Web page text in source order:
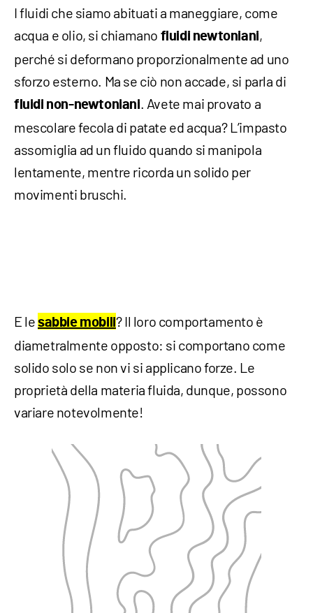
I fluidi che siamo abituati a maneggiare, come
acqua e olio, si chiamano fluidi newtoniani,
perché si deformano proporzionalmente ad uno
sforzo esterno. Ma se ciò non accade, si parla di
fluidi non-newtoniani. Avete mai provato a
mescolare fecola di patate ed acqua? L’impasto
assomiglia ad un fluido quando si manipola
lentamente, mentre ricorda un solido per
movimenti bruschi.
E le sabbie mobili? Il loro comportamento è
diametralmente opposto: si comportano come
solido solo se non vi si applicano forze. Le
proprietà della materia fluida, dunque, possono
variare notevolmente!